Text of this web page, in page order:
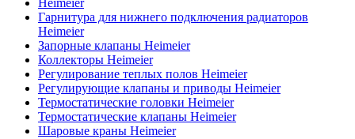
Heimeier
Гарнитура для нижнего подключения радиаторов
Heimeier
Запорные клапаны Heimeier
Коллекторы Heimeier
Регулирование теплых полов Heimeier
Регулирующие клапаны и приводы Heimeier
Термостатические головки Heimeier
Термостатические клапаны Heimeier
Шаровые краны Heimeier